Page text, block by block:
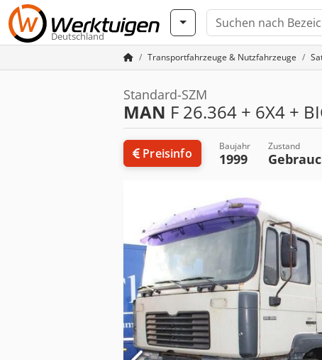
Deutschland
Transportfahrzeuge & Nutzfahrzeuge
Standard-SZM
MAN F 26.364 + 6X4 +
Preisinfo Baujahr
1999
Zustand